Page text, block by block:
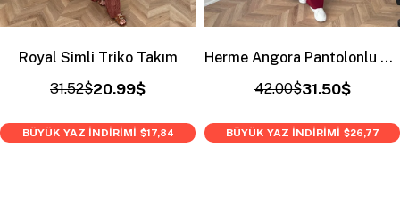
Royal Simli Triko Takım
20.99$
31.52$
BÜYÜK YAZ İNDİRİMİ $17,84
Herme Angora Pantolonlu Takım Bordo
31.50$
42.00$
BÜYÜK YAZ İNDİRİMİ $26,77